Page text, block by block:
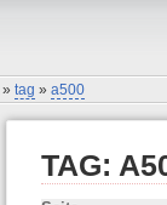
»tag »a500
TAG: